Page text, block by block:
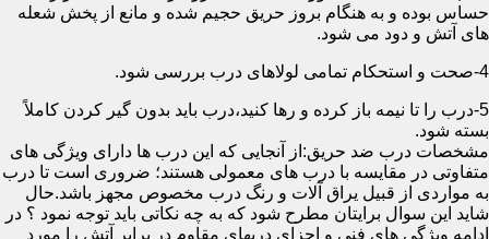
حساس بوده و به هنگام بروز حریق حجیم شده و مانع از پخش شعله
های آتش و دود می شود.
4-صحت و استحکام تمامی لولاهای درب بررسی شود.
5-درب را تا نیمه باز کرده و رها کنید،درب باید بدون گیر کردن کاملاً
بسته شود.
مشخصات درب ضد حریق:از آنجایی که این درب ها دارای ویژگی های
متفاوتی در مقایسه با درب های معمولی هستند؛ ضروری است تا درب
به مواردی از قبیل یراق آلات و رنگ درب مخصوص مجهز باشد.حال
شاید این سوال برایتان مطرح شود که به چه نکاتی باید توجه نمود ؟ در
ادامه ویژگی های فنی و اجزای دربهای مقاوم در برابر آتش را مورد